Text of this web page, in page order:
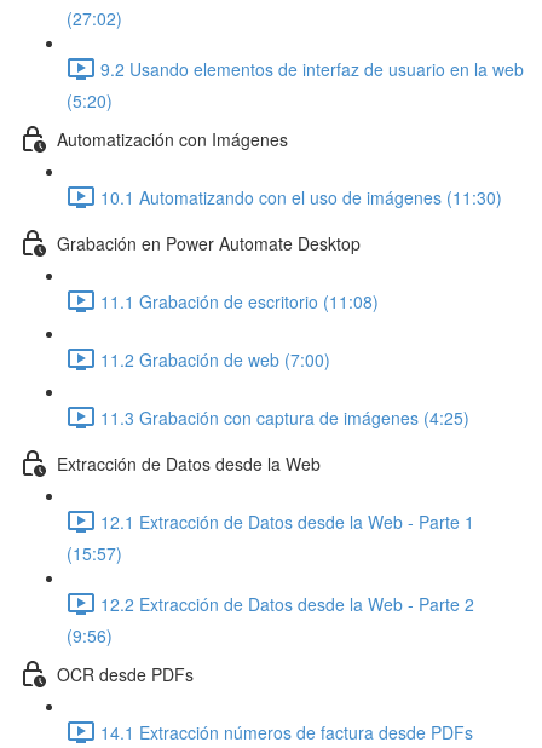
(27:02)
9.2 Usando elementos de interfaz de usuario en la web
(5:20)
Automatización con Imágenes
10.1 Automatizando con el uso de imágenes (11:30)
Grabación en Power Automate Desktop
11.1 Grabación de escritorio (11:08)
11.2 Grabación de web (7:00)
11.3 Grabación con captura de imágenes (4:25)
Extracción de Datos desde la Web
12.1 Extracción de Datos desde la Web - Parte 1
(15:57)
12.2 Extracción de Datos desde la Web - Parte 2
(9:56)
OCR desde PDFs
14.1 Extracción números de factura desde PDFs